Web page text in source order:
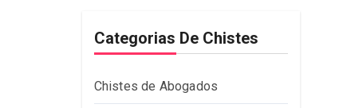
Categorias De Chistes
Chistes de Abogados